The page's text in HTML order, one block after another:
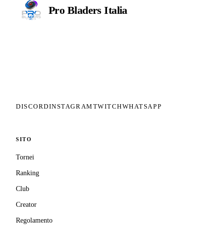
Pro BladersItalia
DISCORDINSTAGRAM TWITCHWHATSAPP
SITO
Tornei
Ranking
Club
Creator
Regolamento